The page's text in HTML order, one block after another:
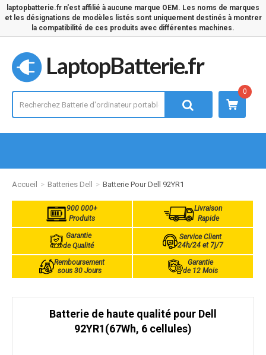
laptopbatterie.fr n'est affilié à aucune marque OEM. Les noms de marques
et les désignations de modèles listés sont uniquement destinés à montrer
la compatibilité de ces produits avec différentes machines.
LaptopBatterie.fr
0
Accueil Batteries Dell Batterie Pour Dell 92YR1
900 000+
Produits
Livraison
Rapide
Garantie
de Qualité
Service Client
24h/24 et 7j/7
Remboursement
sous 30 Jours
Garantie
de 12 Mois
Batterie de haute qualité pour Dell
92YR1(67Wh, 6 cellules)